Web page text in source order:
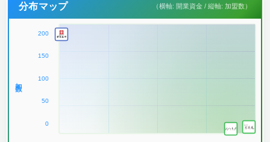
分布マップ （横軸: 開業資金 / 縦軸: 加盟数）
200
150
100
50
0